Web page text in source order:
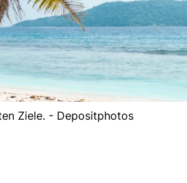
Ziele. - Depositphotos